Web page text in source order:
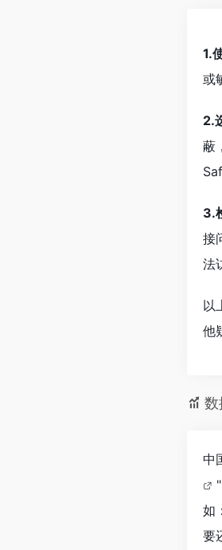
1.
或
2.
蔽
3.
接
法
以
他
数
中
如
要